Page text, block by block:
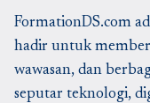
FormationDS.com
hadir untuk
wawasan, dan
seputar teknologi,